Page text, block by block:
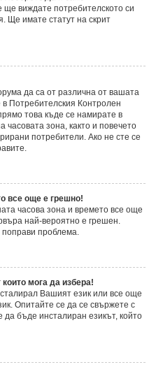
виждате потребителското си
Ще имате статут на скрит
да са от различна от вашата
в Потребителския Контролен
това къде се намирате в
зона, както и повечето
потребители. Ако не сте се
все още е грешно!
часова зона и времето все още
най-вероятно е грешен.
проблема.
мога да избера!
Вашият език или все още
Опитайте се да се свържете с
бъде инсталиран езикът, който